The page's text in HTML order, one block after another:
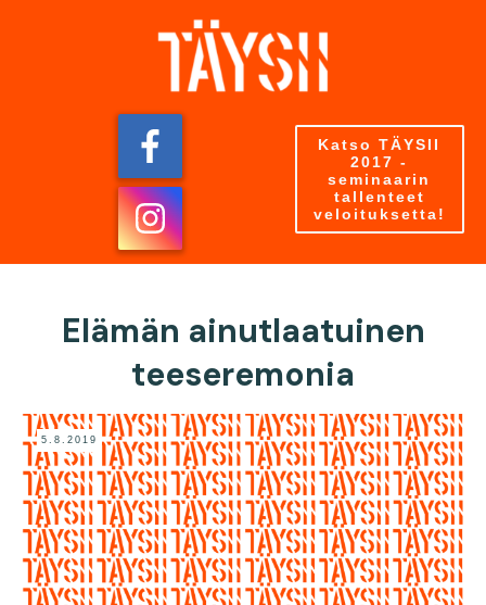
Katso TÄYSII
2017 -
seminaarin
tallenteet
veloituksetta!
Elämän ainutlaatuinen
teeseremonia
5.8.2019